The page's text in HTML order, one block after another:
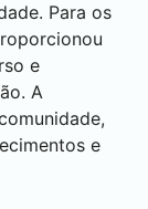
Para os
e
A
e